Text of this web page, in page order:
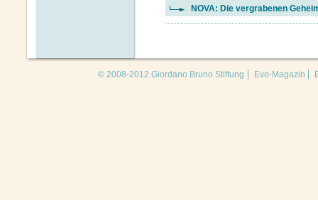
NOVA: Die vergrabenen
© 2008-2012 Giordano Bruno Stiftung Evo-Magazin